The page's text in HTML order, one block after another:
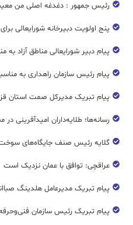
رئیس جمهور : دغدغه اصلی من
پنج اولویت دبیرخانه شورایعالی
پیام دبیر شورایعالی مناطق آزاد به
پیام رئیس سازمان راهداری به
پیام تبریک مدیرکل صمت استان
رسانه‌ها؛ طلایه‌داران امیدآفرینی
گلایه رئیس صنف جایگاه‌های سوخت کشور از
عراقچی: توافق با عمان نزدیک است
پیام تبریک مدیرعامل هلدینگ
پیام تبریک رئیس سازمان